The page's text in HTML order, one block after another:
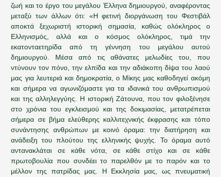
ζωή και το έργο του μεγάλου Έλληνα δημιουργού, αναφέροντας
μεταξύ των άλλων ότι: «Η φετινή διοργάνωση του Φεστιβάλ
αποκτά ξεχωριστή ιστορική σημασία, καθώς ολόκληρος ο
Ελληνισμός, αλλά και ο κόσμος ολόκληρος, τιμά την
εκατονταετηρίδα από τη γέννηση του μεγάλου αυτού
δημιουργού. Μέσα από τις αθάνατες μελωδίες του, που
ντύνουν τον πόνο, την ελπίδα και την αδιάκοπη δίψα του λαού
μας για λευτεριά και δημοκρατία, ο Μίκης μας καθοδηγεί ακόμη
και σήμερα να αγωνιζόμαστε για τα ιδανικά του ανθρωπισμού
και της αλληλεγγύης. Η ιστορική Ζάτουνα, που τον φιλοξένησε
στο χρόνια του εγκλεισμού και της δοκιμασίας, μετατρέπεται
σήμερα σε βήμα ελεύθερης καλλιτεχνικής έκφρασης και τόπο
συνάντησης ανθρώπων με κοινό όραμα: την διατήρηση και
ανάδειξη του πλούτου της ελληνικής ψυχής. Το όραμα αυτό
αντανακλάται σε κάθε νότα, σε κάθε στίχο και σε κάθε
πρωτοβουλία που συνδέει το παρελθόν με το παρόν και το
μέλλον της πατρίδας μας. Η Εκκλησία μας, ως πνευματική